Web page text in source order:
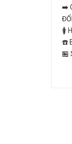
➡️
🚺
☎️
🏪